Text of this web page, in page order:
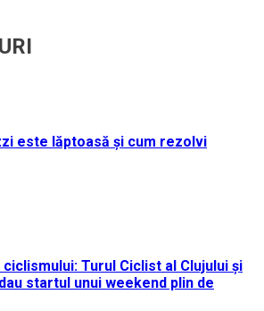
este lăptoasă și cum rezolvi
Turul Ciclist al Clujului și
startul unui weekend plin de